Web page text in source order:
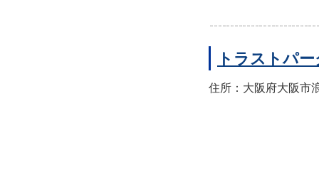
トラストパ
住所：大阪府大阪市